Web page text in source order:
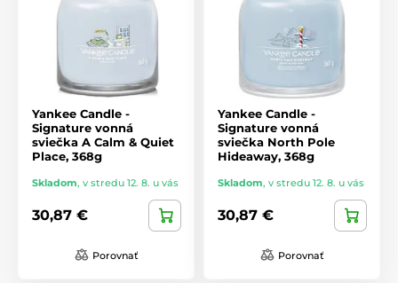
Yankee Candle -
Signature vonná
sviečka A Calm & Quiet
Place, 368g
Skladom, v stredu 12. 8. u vás
30,87 €
Porovnať
Yankee Candle -
Signature vonná
sviečka North Pole
Hideaway, 368g
Skladom, v stredu 12. 8. u vás
30,87 €
Porovnať